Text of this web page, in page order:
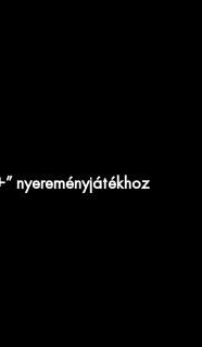
nyereményjátékhoz